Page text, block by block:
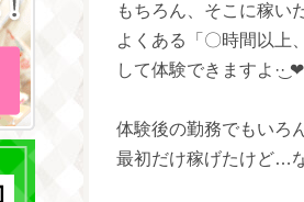
もちろん、そこに稼い
よくある「〇時間以上
して体験できますよ‪·͜· ❤︎‬
体験後の勤務でもいろ
最初だけ稼げたけど…